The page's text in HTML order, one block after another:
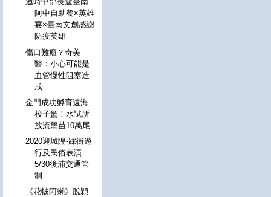
阿中自助餐×英雄
宴×臺南文創感謝
防疫英雄
傷口難癒？奇美
醫：小心可能是
血管慢性阻塞造
成
金門成功孵育遠海
梭子蟹！水試所
放流蟹苗10萬尾
2020迎城隍-踩街遊
行及民俗表演
5/30後浦交通管
制
《花帔阿獺》脫穎